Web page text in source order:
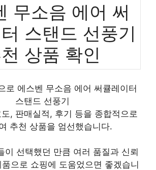
무소음 에어 써
스탠드 선풍기
상품 확인
로 에스벤 무소음 에어 써큘레이터
스탠드 선풍기
, 판매실적, 후기 등을 종합적으로
추천 상품을 엄선했습니다.
이 선택했던 만큼 여러 품질과 신뢰
으로 쇼핑에 도움었으면 좋겠습니